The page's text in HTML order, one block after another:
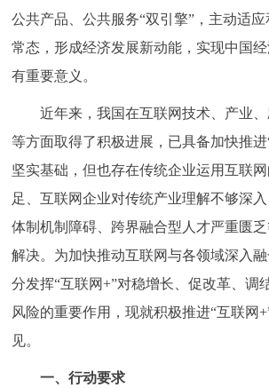
参与调查 在线访谈
走进北京
北京概况 十六区概览
多语种
ENGLISH 한국어
ESPAÑOL
公共产品、公共服务“双引擎”，主动适
常态，形成经济发展新动能，实现中国
有重要意义。
近年来，我国在互联网技术、产业、
等方面取得了积极进展，已具备加快推进
坚实基础，但也存在传统企业运用互联
足、互联网企业对传统产业理解不够深
体制机制障碍、跨界融合型人才严重匮
解决。为加快推动互联网与各领域深入
分发挥“互联网+”对稳增长、促改革、调
风险的重要作用，现就积极推进“互联网
见。
一、行动要求